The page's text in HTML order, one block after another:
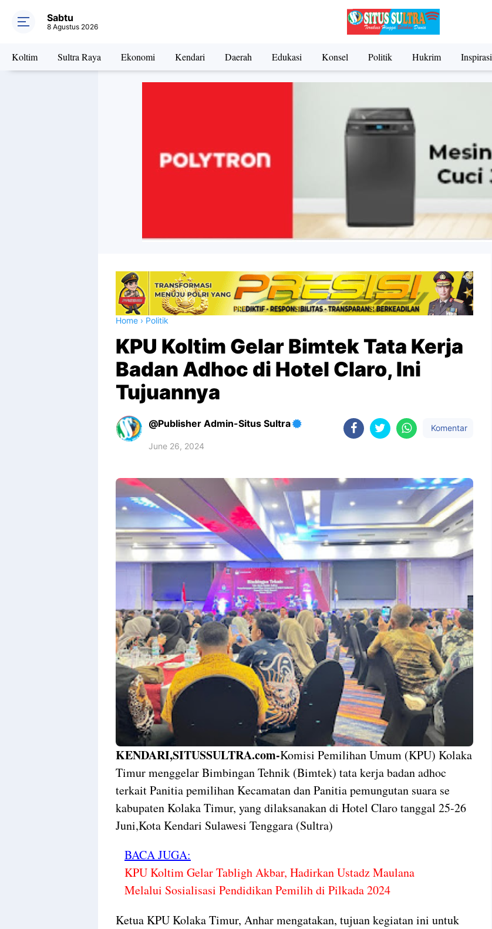
Sabtu
8 Agustus 2026
Koltim Sultra Raya Ekonomi Kendari Daerah Edukasi Konsel Politik Hukrim Inspirasi
Home › Politik
KPU Koltim Gelar Bimtek Tata Kerja
Badan Adhoc di Hotel Claro, Ini
Tujuannya
Publisher Admin-Situs Sultra
June 26, 2024
Komentar
By
Raushan
Design
With
Shroff
Templates
KENDARI,SITUSSULTRA.com-Komisi Pemilihan Umum (KPU) Kolaka
Timur menggelar Bimbingan Tehnik (Bimtek) tata kerja badan adhoc
terkait Panitia pemilihan Kecamatan dan Panitia pemungutan suara se
kabupaten Kolaka Timur, yang dilaksanakan di Hotel Claro tanggal 25-26
Juni,Kota Kendari Sulawesi Tenggara (Sultra)
BACA JUGA:
KPU Koltim Gelar Tabligh Akbar, Hadirkan Ustadz Maulana
Melalui Sosialisasi Pendidikan Pemilih di Pilkada 2024
Ketua KPU Kolaka Timur, Anhar mengatakan, tujuan kegiatan ini untuk